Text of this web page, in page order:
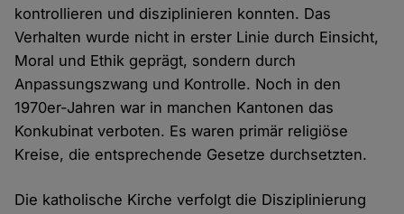
kontrollieren und disziplinieren konnten. Das
Verhalten wurde nicht in erster Linie durch Einsicht,
Moral und Ethik geprägt, sondern durch
Anpassungszwang und Kontrolle. Noch in den
1970er-Jahren war in manchen Kantonen das
Konkubinat verboten. Es waren primär religiöse
Kreise, die entsprechende Gesetze durchsetzten.
Die katholische Kirche verfolgt die Disziplinierung